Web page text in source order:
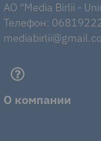
AO "Media Birlii -
Телефон:
О компании